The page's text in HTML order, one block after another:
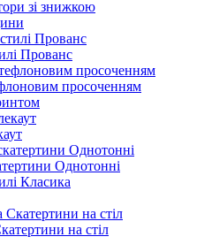
зі знижкою
Прованс
просоченням
Однотонні
Класика
на стіл